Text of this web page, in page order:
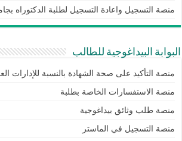
منصة التسجيل واعادة التسجيل لطلبة الدكتوراه
البوابة البيداغوجية للطالب
منصة التأكيد على صحة الشهادة بالنسبة للإدارات
منصة الاستفسارات الخاصة بطلبة
منصة طلب وثائق بيداغوجية
منصة التسجيل في الماستر